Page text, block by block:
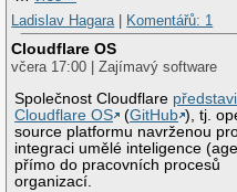
Ladislav Hagara
Komentářů: 1
Cloudflare OS
včera 17:00 | Zajímavý software
Společnost Cloudflare
Cloudflare OS
(GitHub ), tj.
source platformu navrženou
integraci umělé inteligence
přímo do pracovních procesů
organizací.